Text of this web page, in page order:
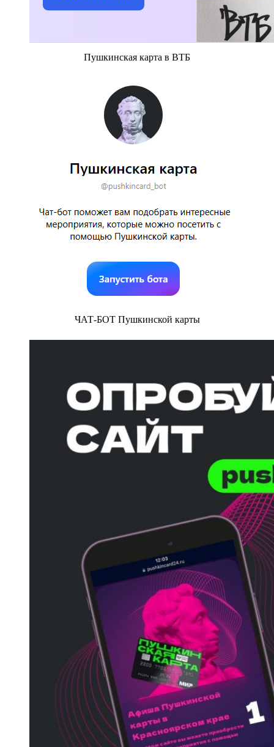
Пушкинская карта в ВТБ
ЧАТ-БОТ Пушкинской карты